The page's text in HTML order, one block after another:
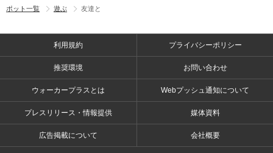
ポット一覧
遊ぶ 友達と
利用規約 プライバシーポリシー
推奨環境 お問い合わせ
ウォーカープラスとは Webプッシュ通知について
プレスリリース・情報提供 媒体資料
広告掲載について 会社概要